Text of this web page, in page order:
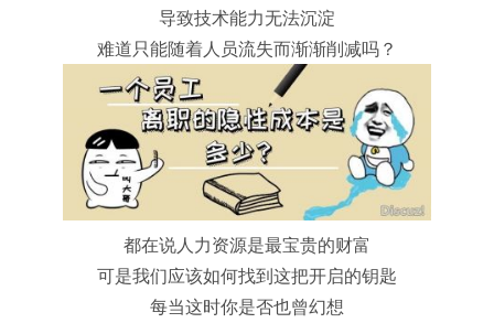
导致技术能力无法沉淀
难道只能随着人员流失而渐渐削减吗？
都在说人力资源是最宝贵的财富
可是我们应该如何找到这把开启的钥匙
每当这时你是否也曾幻想